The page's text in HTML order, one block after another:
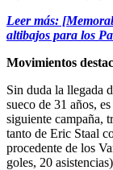
Leer más:
altibajos para los
Movimientos
Sin duda la llegada
sueco de 31 años,
siguiente campaña,
tanto de Eric Staal
procedente de los
goles, 20